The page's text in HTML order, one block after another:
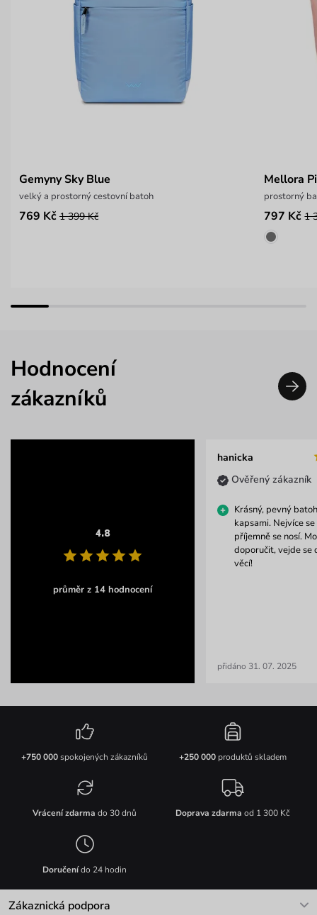
Gemyny Sky Blue
velký a prostorný cestovní batoh
769 Kč 1 399 Kč
Mellora
prostorný
797 Kč 1
Hodnocení
zákazníků
4.8
průměr z 14 hodnocení
hanicka
Ověřený zákazník
Krásný, pevný
kapsami. Nejvíce
příjemně se nosí.
doporučit, vejde se
věcí!
přidáno 31. 07. 2025
+750 000spokojených zákazníků +250 000produktů skladem
Vrácení zdarma do 30 dnů Doprava zdarma od 1 300 Kč
Doručenído 24 hodin
Zákaznická podpora